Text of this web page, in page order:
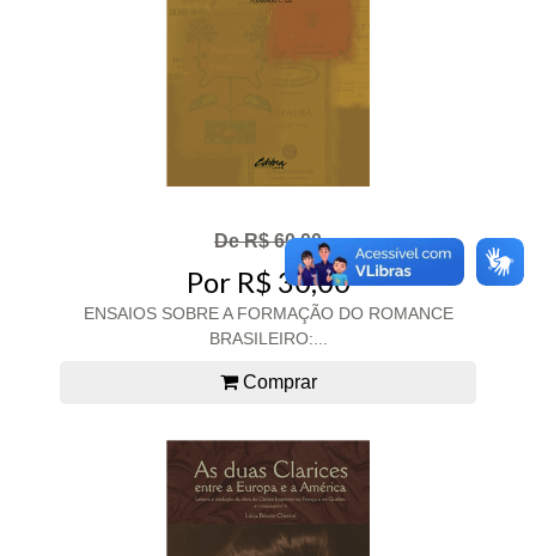
De R$ 60,00
Por R$ 30,00
ENSAIOS SOBRE A FORMAÇÃO DO ROMANCE
BRASILEIRO:...
Comprar